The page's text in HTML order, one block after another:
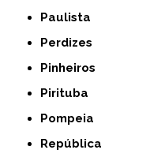
Paulista
Perdizes
Pinheiros
Pirituba
Pompeia
República